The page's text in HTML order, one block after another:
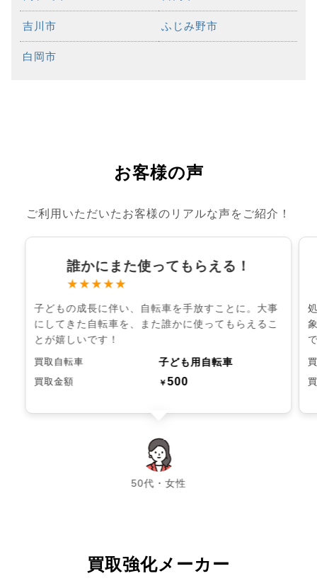
吉川市 ふじみ野市
白岡市
お客様の声
ご利用いただいたお客様のリアルな声をご紹介！
誰かにまた使ってもらえる！
★★★★★
子どもの成長に伴い、自転車を手放すことに。大事
にしてきた自転車を、また誰かに使ってもらえるこ
とが嬉しいです！
買取自転車 子ども用自転車
買取金額 ￥500
50代・女性
chevron_left chevron_right
買取強化メーカー